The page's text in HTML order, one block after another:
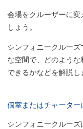
会場をクルーザーに
しょう。
シンフォニークルー
な空間で、どのよう
できるかなどを解説し
個室またはチャータ
シンフォニークルー